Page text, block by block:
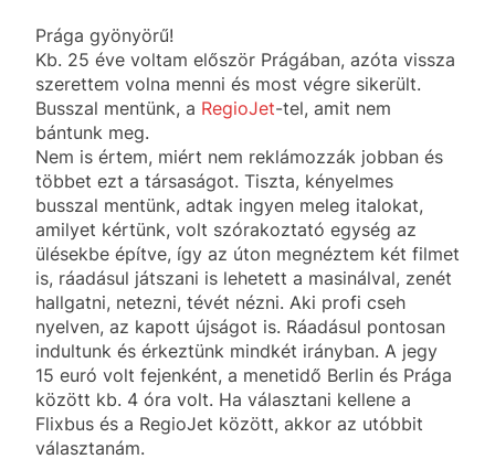
Prága gyönyörű!
Kb. 25 éve voltam először Prágában, azóta vissza
szerettem volna menni és most végre sikerült.
Busszal mentünk, a RegioJet-tel, amit nem
bántunk meg.
Nem is értem, miért nem reklámozzák jobban és
többet ezt a társaságot. Tiszta, kényelmes
busszal mentünk, adtak ingyen meleg italokat,
amilyet kértünk, volt szórakoztató egység az
ülésekbe építve, így az úton megnéztem két filmet
is, ráadásul játszani is lehetett a masinálval, zenét
hallgatni, netezni, tévét nézni. Aki profi cseh
nyelven, az kapott újságot is. Ráadásul pontosan
indultunk és érkeztünk mindkét irányban. A jegy
15 euró volt fejenként, a menetidő Berlin és Prága
között kb. 4 óra volt. Ha választani kellene a
Flixbus és a RegioJet között, akkor az utóbbit
választanám.